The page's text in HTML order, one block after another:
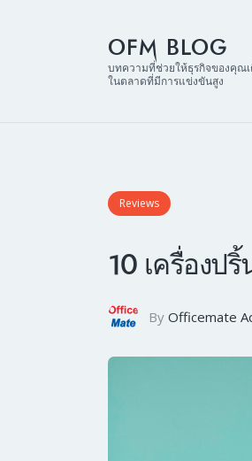
OFM BLOG
บทความที่ช่วยให้ธุรกิจของคุณ
ในตลาดที่มีการแข่งขันสูง
Reviews
10 เครื่องป
By Officemate